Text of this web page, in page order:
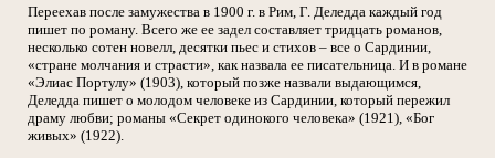
Переехав после замужества в 1900 г. в Рим, Г. Деледда каждый год
пишет по роману. Всего же ее задел составляет тридцать романов,
несколько сотен новелл, десятки пьес и стихов – все о Сардинии,
«стране молчания и страсти», как назвала ее писательница. И в романе
«Элиас Портулу» (1903), который позже назвали выдающимся,
Деледда пишет о молодом человеке из Сардинии, который пережил
драму любви; романы «Секрет одинокого человека» (1921), «Бог
живых» (1922).